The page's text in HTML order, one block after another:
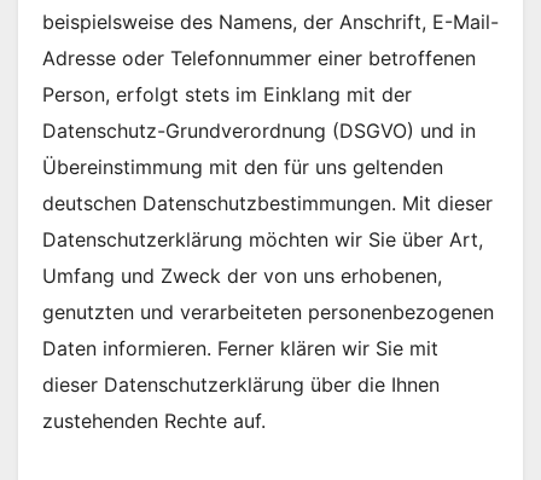
beispielsweise des Namens, der Anschrift, E-Mail-
Adresse oder Telefonnummer einer betroffenen
Person, erfolgt stets im Einklang mit der
Datenschutz-Grundverordnung (DSGVO) und in
Übereinstimmung mit den für uns geltenden
deutschen Datenschutzbestimmungen. Mit dieser
Datenschutzerklärung möchten wir Sie über Art,
Umfang und Zweck der von uns erhobenen,
genutzten und verarbeiteten personenbezogenen
Daten informieren. Ferner klären wir Sie mit
dieser Datenschutzerklärung über die Ihnen
zustehenden Rechte auf.